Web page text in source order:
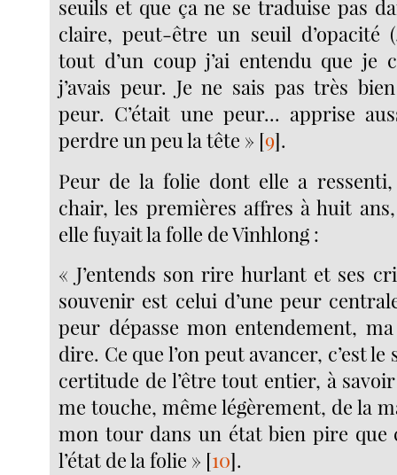
seuils et que ça ne se traduise pas
claire, peut-être un seuil d’opacité
tout d’un coup j’ai entendu que je
j’avais peur. Je ne sais pas très
peur. C’était une peur... apprise
perdre un peu la tête » [9].
Peur de la folie dont elle a
chair, les premières affres à huit
elle fuyait la folle de Vinhlong :
« J’entends son rire hurlant et ses
souvenir est celui d’une peur
peur dépasse mon entendement,
dire. Ce que l’on peut avancer, c’est
certitude de l’être tout entier, à
me touche, même légèrement, de la
mon tour dans un état bien pire que
l’état de la folie » [10].